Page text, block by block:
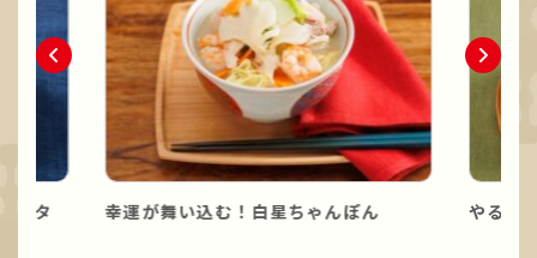
スタ 幸運が舞い込む！白星ちゃんぽん やる気